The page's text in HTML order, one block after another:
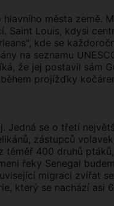
města země.
Saint Louis, kdysi
kde se
na seznamu
že jej postavil sám
projížďky
Jedná se o třetí
zástupců
téměř 400 druhů
řeky Senegal
migraci zvířat
který se nachází asi